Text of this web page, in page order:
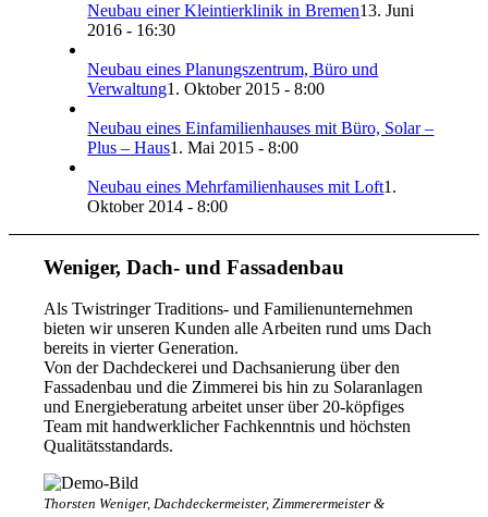
Neubau einer Kleintierklinik in Bremen13. Juni
2016 - 16:30
Neubau eines Planungszentrum, Büro und
Verwaltung1. Oktober 2015 - 8:00
Neubau eines Einfamilienhauses mit Büro, Solar –
Plus – Haus1. Mai 2015 - 8:00
Neubau eines Mehrfamilienhauses mit Loft1.
Oktober 2014 - 8:00
Weniger, Dach- und Fassadenbau
Als Twistringer Traditions- und Familienunternehmen
bieten wir unseren Kunden alle Arbeiten rund ums Dach
bereits in vierter Generation.
Von der Dachdeckerei und Dachsanierung über den
Fassadenbau und die Zimmerei bis hin zu Solaranlagen
und Energieberatung arbeitet unser über 20-köpfiges
Team mit handwerklicher Fachkenntnis und höchsten
Qualitätsstandards.
Thorsten Weniger, Dachdeckermeister, Zimmerermeister &